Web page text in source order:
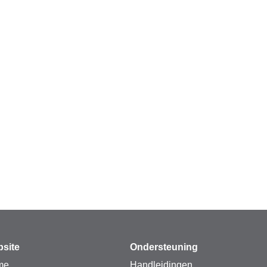
Ondersteuning